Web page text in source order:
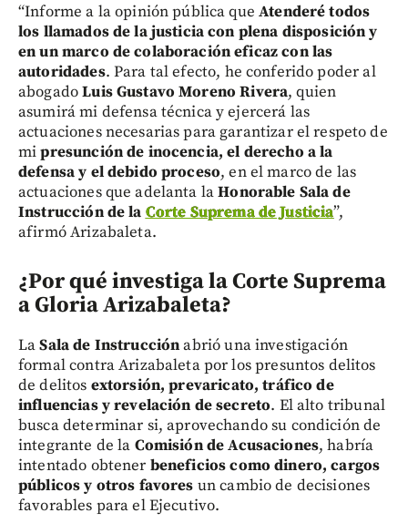
“Informe a la opinión pública queAtenderé todos
los llamados de la justicia con plena disposición y
en un marco de colaboración eficaz con las
autoridades. Para tal efecto, he conferido poder al
abogadoLuis Gustavo Moreno Rivera, quien
asumirá mi defensa técnica y ejercerá las
actuaciones necesarias para garantizar el respeto de
mipresunción de inocencia, el derecho a la
defensa y el debido proceso, en el marco de las
actuaciones que adelanta laHonorable Sala de
Instrucción de la Corte Suprema de Justicia”,
afirmó Arizabaleta.
¿Por qué investiga la Corte Suprema
a Gloria Arizabaleta?
LaSala de Instrucciónabrió una investigación
formal contra Arizabaleta por los presuntos delitos
de delitos extorsión, prevaricato, tráfico de
influencias y revelación de secreto. El alto tribunal
busca determinar si, aprovechando su condición de
integrante de la Comisión de Acusaciones, habría
intentado obtener beneficios como dinero, cargos
públicos y otros favores un cambio de decisiones
favorables para el Ejecutivo.